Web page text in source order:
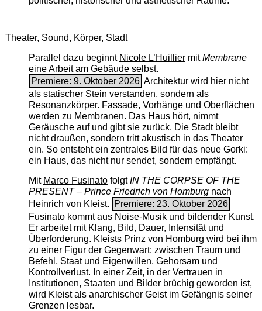
Theater, Sound, Körper, Stadt
Parallel dazu beginnt Nicole L’Huilliermit ­Membrane
eine Arbeit am Gebäude selbst.
Premiere: 9. Oktober 2026 Architektur wird hier nicht
als statischer Stein verstanden, sondern als
Resonanzkörper. Fassade, Vorhänge und Oberflächen
werden zu Membranen. Das Haus hört, nimmt
Geräusche auf und gibt sie zurück. Die Stadt bleibt
nicht draußen, sondern tritt akustisch in das Theater
ein. So entsteht ein zentrales Bild für das neue Gorki:
ein Haus, das nicht nur sendet, sondern empfängt.
Mit Marco FusinatofolgtIN THE CORPSE OF THE
PRESENT – Prince Friedrich von Homburgnach
Heinrich von Kleist.
Premiere: 23. Oktober 2026
Fusinato kommt aus Noise-Musik und bildender Kunst.
Er arbeitet mit Klang, Bild, Dauer, Intensität und
Überforderung. Kleists Prinz von Homburg wird bei ihm
zu einer Figur der Gegenwart: zwischen Traum und
Befehl, Staat und Eigenwillen, Gehorsam und
Kontrollverlust. In einer Zeit, in der Vertrauen in
Institutionen, Staaten und Bilder brüchig geworden ist,
wird Kleist als anarchischer Geist im Gefängnis seiner
Grenzen lesbar.